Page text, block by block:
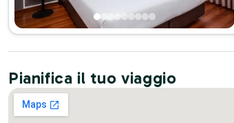
Pianifica il tuo viaggio